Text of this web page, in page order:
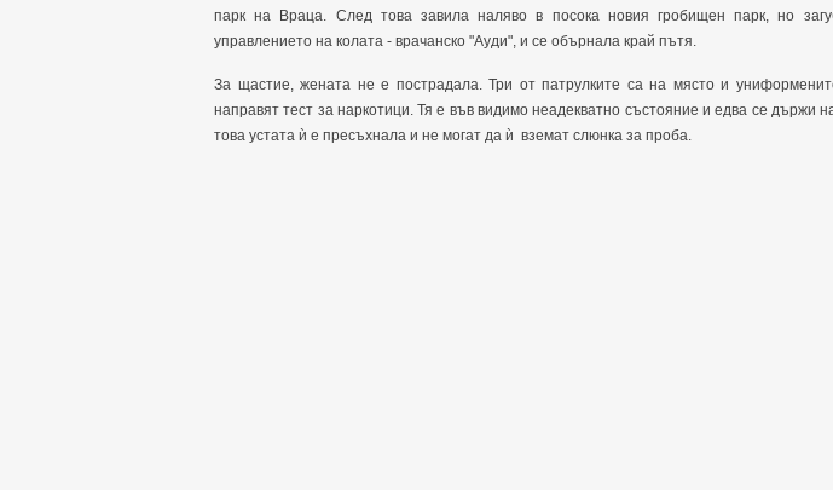
парк на Враца. След това завила наляво в посока новия гробищен парк, но
управлението на колата - врачанско "Ауди", и се обърнала край пътя.
За щастие, жената не е пострадала. Три от патрулките са на място и
направят тест за наркотици. Тя е във видимо неадекватно състояние и едва се държи
това устата ѝ е пресъхнала и не могат да ѝ вземат слюнка за проба.